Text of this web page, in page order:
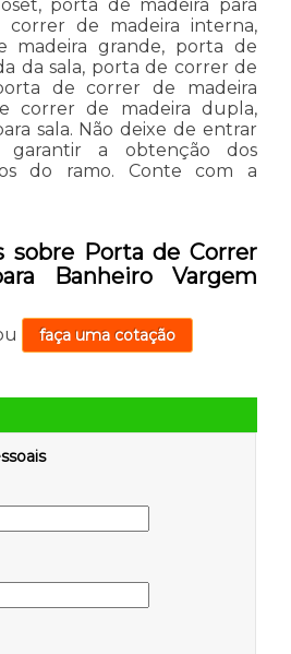
porta de madeira para
de madeira interna,
madeira grande, porta de
da sala, porta de correr de
de correr de madeira
correr de madeira dupla,
sala. Não deixe de entrar
a obtenção dos
do ramo. Conte com a
sobre Porta de Correr
Banheiro Vargem
faça uma cotação